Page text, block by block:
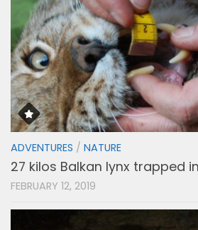
ADVENTURES / NATURE
27 kilos Balkan lynx trapped
FEBRUARY 12, 2019